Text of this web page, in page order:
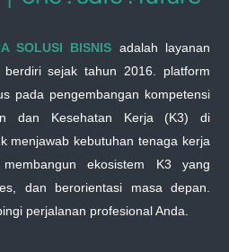
SOLUSI BISNIS adalah layanan
berdiri sejak tahun 2016. platform
pada pengembangan kompetensi
dan Kesehatan Kerja (K3) di
menjawab kebutuhan tenaga kerja
ekosistem K3 yang
dan berorientasi masa depan.
perjalanan profesional Anda.